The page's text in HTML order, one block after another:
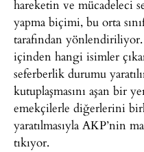
hareketin ve mücadeleci
yapma biçimi, bu orta
tarafından
içinden hangi isimler
seferberlik durumu
kutuplaşmasını aşan bir
emekçilerle diğerlerini
yaratılmasıyla AKP’nin
tıkıyor.